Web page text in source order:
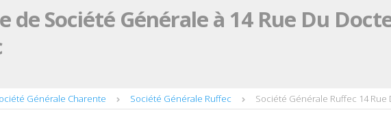
de Société Générale à 14 Rue Du
Générale Charente Société Générale Ruffec Société Générale Ruffec 14 Rue